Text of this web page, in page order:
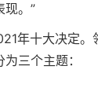
现。”
年十大决定
三个主题：